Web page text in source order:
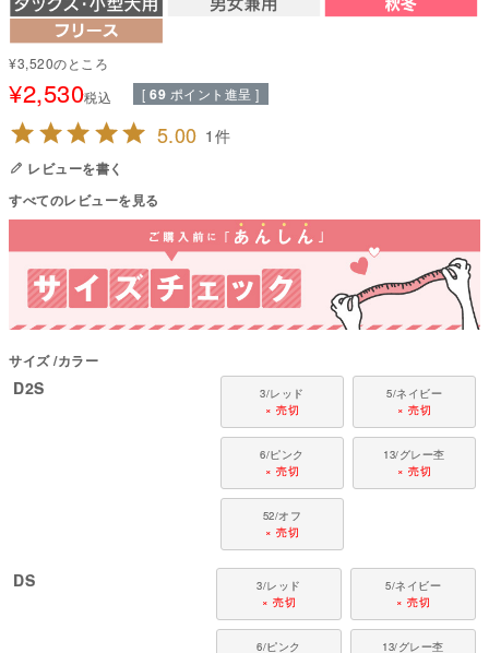
寒がりさん、パピーから介護・シニアまで。寒い季節の保温・寒さ対策に。
背中部分はスナップテープだから面テープよりも着脱やお手入れも楽ちん♪
ハートパッチが映えるシンプルなデザインが魅力のフリーススリーパーは
快適な着心地を保ちながら、寒い季節も暖かく可愛く過ごせるアイテムで
す。
●本体：アンチピリングフリース(ポリエステル100%)
●部分使い：20スパンテレコ(綿95%・ポリウレタン5%)
●パッチ部分：T/C40パイル(綿76%・ポリエステル24%)
●伸縮性(5段階)：3
●お洗濯について：手洗い又は、洗濯ネットを使用。当て布をして中温。フ
ァスナー・ボタン・面テープがある商品は、しっかり止めた状態で洗濯をし
てください。
国内の縫製工場と連携して、一つひとつ丁寧に仕上げています。心地よい着
対象犬種：
カニンヘン・ミニチュアダックス、ダックスフンド、シーズー、チワワ、パ
ピヨン、ポメラニアン、マルチーズ、トイプードル、ミニチュアシュナウザ
¥3,520のところ
¥2,530税込 [ 69 ポイント進呈 ]
5.00 1
レビューを書く
すべてのレビューを見る
サイズ カラー
D2S
3/レッド
× 売切
5/ネイビー
× 売切
6/ピンク
× 売切
13/グレー杢
× 売切
52/オフ
× 売切
DS
3/レッド
× 売切
5/ネイビー
× 売切
6/ピンク
13/グレー杢